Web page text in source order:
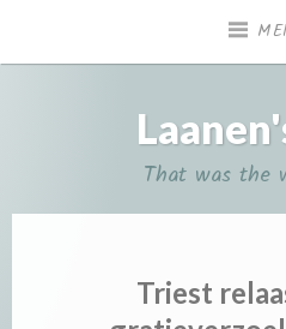
That was the
Triest